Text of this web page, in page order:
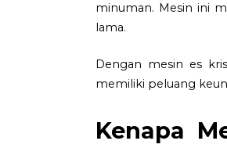
minuman. Mesin ini
lama.
Dengan mesin es
memiliki peluang
Kenapa